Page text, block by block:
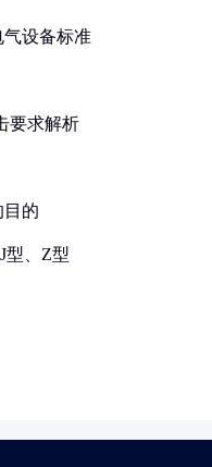
设备标准
要求解析
的
型、Z型